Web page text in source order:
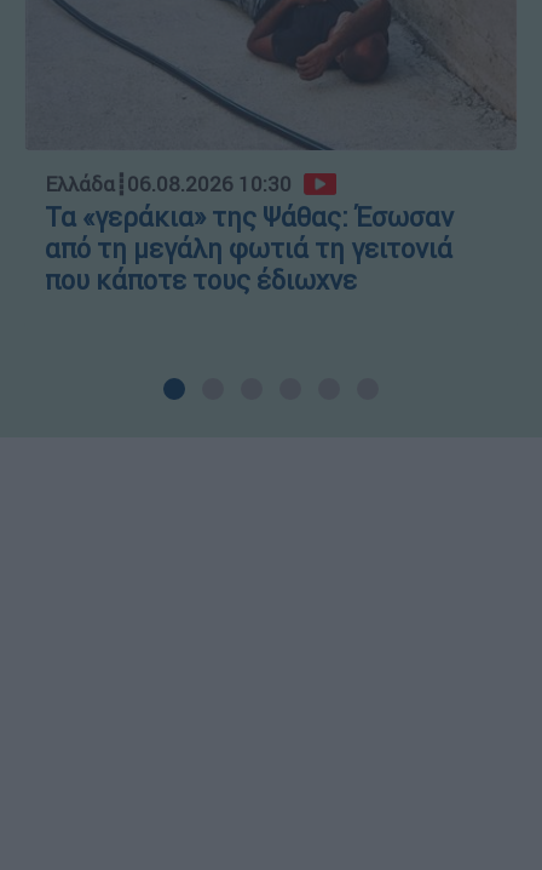
Ελλάδα┋06.08.2026 10:30
Τα «γεράκια» της Ψάθας: Έσωσαν
από τη μεγάλη φωτιά τη γειτονιά
που κάποτε τους έδιωχνε